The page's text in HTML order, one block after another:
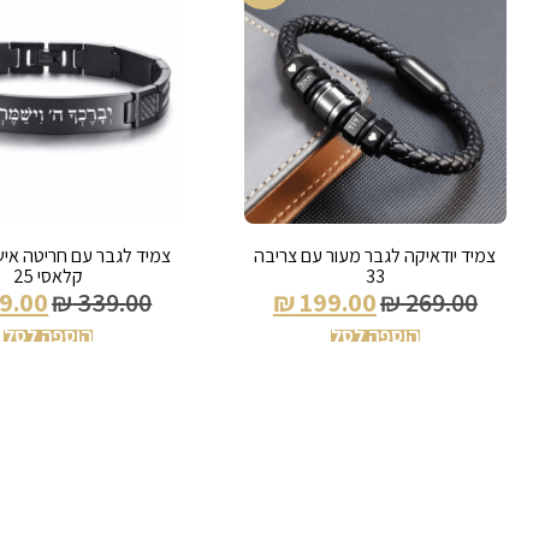
צמיד יודאיקה לגבר מעור עם צריבה
33
₪269.00
₪199.00
הוספה לסל
צמיד לגבר עם חריטה
קלאסי 25
₪339.00
הוספה לסל